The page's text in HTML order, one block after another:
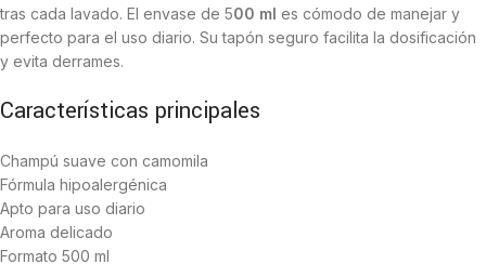
tras cada lavado. El envase de 500 ml es cómodo de manejar y
perfecto para el uso diario. Su tapón seguro facilita la dosificación
y evita derrames.
Características principales
Champú suave con camomila
Fórmula hipoalergénica
Apto para uso diario
Aroma delicado
Formato 500 ml